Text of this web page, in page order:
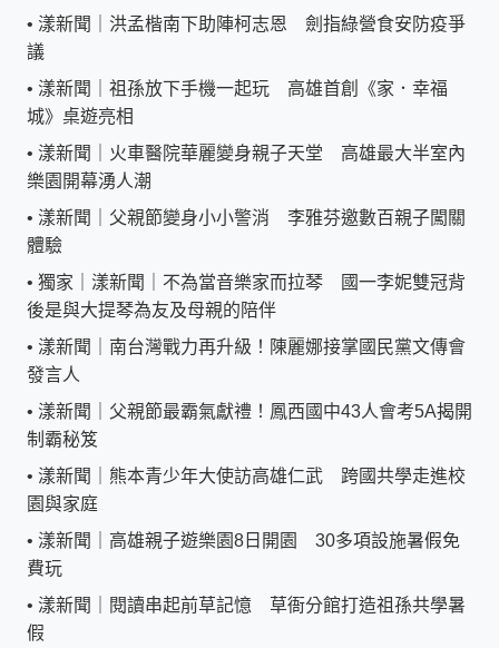
• 漾新聞｜洪孟楷南下助陣柯志恩 劍指綠營食安防疫爭
議
• 漾新聞｜祖孫放下手機一起玩 高雄首創《家．幸福
城》桌遊亮相
• 漾新聞｜火車醫院華麗變身親子天堂 高雄最大半室內
樂園開幕湧人潮
• 漾新聞｜父親節變身小小警消 李雅芬邀數百親子闖關
體驗
• 獨家｜漾新聞｜不為當音樂家而拉琴 國一李妮雙冠背
後是與大提琴為友及母親的陪伴
• 漾新聞｜南台灣戰力再升級！陳麗娜接掌國民黨文傳會
發言人
• 漾新聞｜父親節最霸氣獻禮！鳳西國中43人會考5A揭開
制霸秘笈
• 漾新聞｜熊本青少年大使訪高雄仁武 跨國共學走進校
園與家庭
• 漾新聞｜高雄親子遊樂園8日開園 30多項設施暑假免
費玩
• 漾新聞｜閱讀串起前草記憶 草衙分館打造祖孫共學暑
假